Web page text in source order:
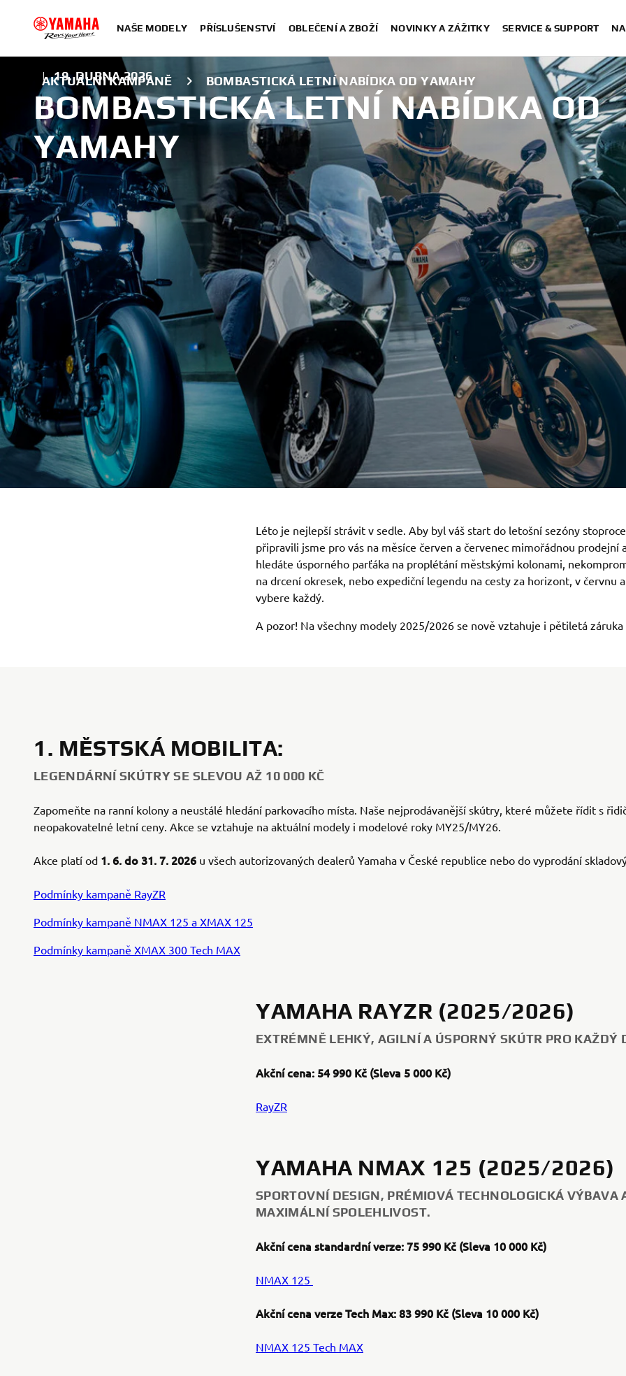
NAŠE MODELY PŘÍSLUŠENSTVÍ OBLEČENÍ A ZBOŽÍ NOVINKY A ZÁŽITKY SERVICE & SUPPORT
AKTUÁLNÍ KAMPANĚ BOMBASTICKÁ LETNÍ NABÍDKA OD YAMAHY
| 19. DUBNA 2026
BOMBASTICKÁ LETNÍ NABÍDKA OD
YAMAHY
Léto je nejlepší strávit v sedle. Aby byl váš start do letošní sezóny
připravili jsme pro vás na měsíce červen a červenec mimořádnou prodejní
hledáte úsporného parťáka na proplétání městskými kolonami,
na drcení okresek, nebo expediční legendu na cesty za horizont, v červnu
vybere každý.
A pozor! Na všechny modely 2025/2026 se nově vztahuje i pětiletá záruka
1. MĚSTSKÁ MOBILITA:
LEGENDÁRNÍ SKÚTRY SE SLEVOU AŽ 10 000 KČ
Zapomeňte na ranní kolony a neustálé hledání parkovacího místa. Naše nejprodávanější skútry, které můžete řídit s
neopakovatelné letní ceny. Akce se vztahuje na aktuální modely i modelové roky MY25/MY26.
Akce platí od 1. 6. do 31. 7. 2026 u všech autorizovaných dealerů Yamaha v České republice nebo do vyprodání
Podmínky kampaně RayZR
Podmínky kampaně NMAX 125 a XMAX 125
Podmínky kampaně XMAX 300 Tech MAX
YAMAHA RAYZR (2025/2026)
EXTRÉMNĚ LEHKÝ, AGILNÍ A ÚSPORNÝ SKÚTR PRO KAŽDÝ
Akční cena: 54 990 Kč (Sleva 5 000 Kč)
RayZR
YAMAHA NMAX 125 (2025/2026)
SPORTOVNÍ DESIGN, PRÉMIOVÁ TECHNOLOGICKÁ VÝBAVA
MAXIMÁLNÍ SPOLEHLIVOST.
Akční cena standardní verze: 75 990 Kč (Sleva 10 000 Kč)
NMAX 125
Akční cena verze Tech Max: 83 990 Kč (Sleva 10 000 Kč)
NMAX 125 Tech MAX